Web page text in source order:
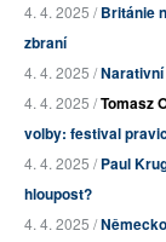
4. 4. 2025 /Británie
zbraní
4. 4. 2025 /
4. 4. 2025 /Tomasz
volby: festival
4. 4. 2025 /Paul
hloupost?
4. 4. 2025 /